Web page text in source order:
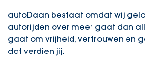
autoDaan bestaat omdat wij
autorijden over meer gaat dan
gaat om vrijheid, vertrouwen en
dat verdien jij.